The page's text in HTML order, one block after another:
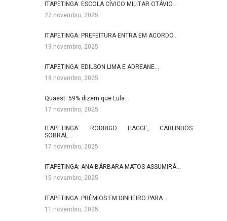
ITAPETINGA: ESCOLA CÍVICO MILITAR OTÁVIO…
27 novembro, 2025
ITAPETINGA: PREFEITURA ENTRA EM ACORDO…
19 novembro, 2025
ITAPETINGA: EDILSON LIMA E ADREANE…
18 novembro, 2025
Quaest: 59% dizem que Lula…
17 novembro, 2025
ITAPETINGA: RODRIGO HAGGE, CARLINHOS
SOBRAL…
17 novembro, 2025
ITAPETINGA: ANA BÁRBARA MATOS ASSUMIRÁ…
15 novembro, 2025
ITAPETINGA: PRÊMIOS EM DINHEIRO PARA…
11 novembro, 2025